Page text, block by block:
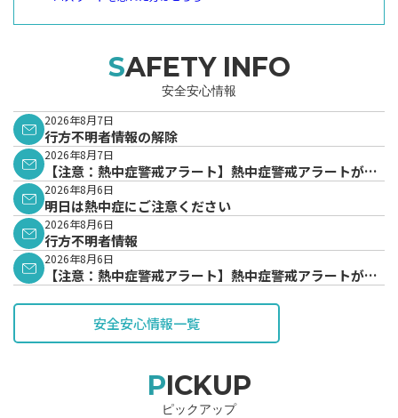
SAFETY INFO
安全安心情報
2026年8月7日
行方不明者情報の解除
2026年8月7日
【注意：熱中症警戒アラート】熱中症警戒アラートが発
表されています。
2026年8月6日
明日は熱中症にご注意ください
2026年8月6日
行方不明者情報
2026年8月6日
【注意：熱中症警戒アラート】熱中症警戒アラートが発
安全安心情報一覧
PICKUP
ピックアップ